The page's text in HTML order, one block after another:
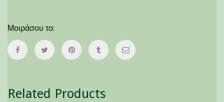
Μοιράσου το:
Related Products